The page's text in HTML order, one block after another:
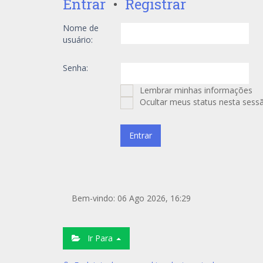
Entrar • Registrar
Nome de
usuário:
Senha:
Lembrar minhas informações
Ocultar meus status nesta
Bem-vindo: 06 Ago 2026, 16:29
Ir Para